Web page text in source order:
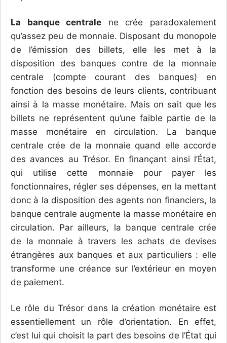
La banque centrale ne crée paradoxalement
qu’assez peu de monnaie. Disposant du monopole
de l’émission des billets, elle les met à la
disposition des banques contre de la monnaie
centrale (compte courant des banques) en
fonction des besoins de leurs clients, contribuant
ainsi à la masse monétaire. Mais on sait que les
billets ne représentent qu’une faible partie de la
masse monétaire en circulation. La banque
centrale crée de la monnaie quand elle accorde
des avances au Trésor. En finan­çant ainsi l’État,
qui utilise cette monnaie pour payer les
fonctionnaires, régler ses dépenses, en la mettant
donc à la disposition des agents non financiers, la
banque centrale augmente la masse monétaire en
circulation. Par ailleurs, la banque centrale crée
de la monnaie à travers les achats de devises
étrangères aux banques et aux particuliers : elle
transforme une créance sur l’extérieur en moyen
de paiement.
Le rôle du Trésor dans la création monétaire est
essentiellement un rôle d’orientation. En effet,
c’est lui qui choisit la part des besoins de l’État qui